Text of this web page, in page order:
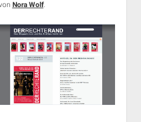
Nora Wolf.